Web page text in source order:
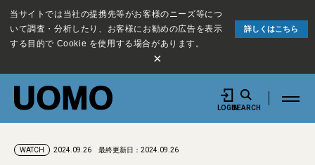
当サイトでは当社の提携先等がお客様のニーズ等につ
いて調査・分析したり、お客様にお勧めの広告を表示
する目的で Cookie を使用する場合があります。
詳しくはこちら
×
LOGINSEARCH
WATCH 2024.09.26 最終更新日：2024.09.26